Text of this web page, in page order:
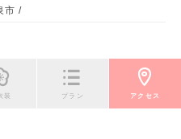
市 /
装 プラン アクセス